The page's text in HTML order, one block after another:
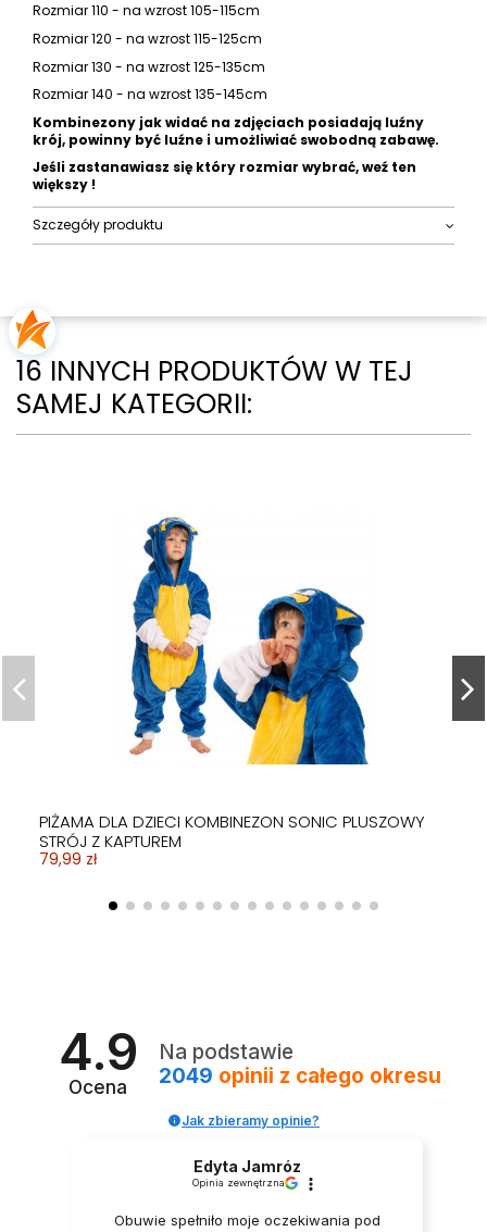
Rozmiar 110 - na wzrost 105-115cm
Rozmiar 120 - na wzrost 115-125cm
Rozmiar 130 - na wzrost 125-135cm
Rozmiar 140 - na wzrost 135-145cm
Kombinezony jak widać na zdjęciach posiadają luźny
krój, powinny być luźne i umożliwiać swobodną zabawę.
Jeśli zastanawiasz się który rozmiar wybrać, weź ten
większy !
Szczegóły produktu
16 INNYCH PRODUKTÓW W TEJ
SAMEJ KATEGORII:
PIŻAMA DLA DZIECI KOMBINEZON SONIC PLUSZOWY
STRÓJ Z KAPTUREM
79,99 zł
Obecnie brak na stanie
4.9
Ocena
Na podstawie
2049 opinii z całego okresu
Jak zbieramy opinie?
Edyta Jamróz
Opinia zewnętrzna
Obuwie spełniło moje oczekiwania pod